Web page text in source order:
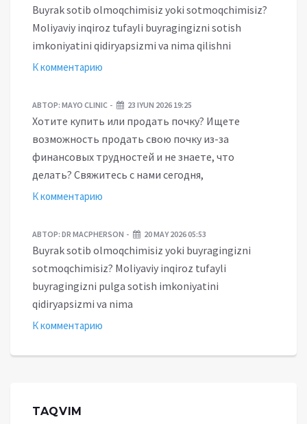
Buyrak sotib olmoqchimisiz yoki sotmoqchimisiz?
Moliyaviy inqiroz tufayli buyragingizni sotish
imkoniyatini qidiryapsizmi va nima qilishni
К комментарию
АВТОР: MAYO CLINIC 23 IYUN 2026 19:25
Хотите купить или продать почку? Ищете
возможность продать свою почку из-за
финансовых трудностей и не знаете, что
делать? Свяжитесь с нами сегодня,
К комментарию
АВТОР: DR MACPHERSON 20 MAY 2026 05:53
Buyrak sotib olmoqchimisiz yoki buyragingizni
sotmoqchimisiz? Moliyaviy inqiroz tufayli
buyragingizni pulga sotish imkoniyatini
qidiryapsizmi va nima
К комментарию
TAQVIM